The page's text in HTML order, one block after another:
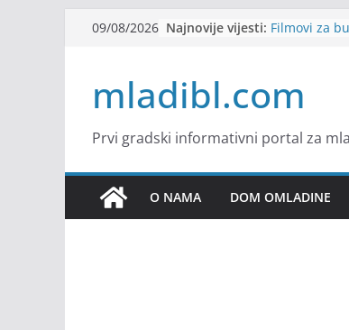
09/08/2026 Najnovije vijesti: Filmovi za
Dijaspora
mladibl.com
Prvi gradski informativni portal za
O NAMA DOM OMLADINE